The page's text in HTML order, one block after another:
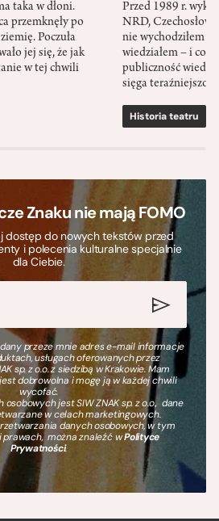
taka w dłoni.
przemknęły po
Poczuła
jej się, że jak
w tej chwili
Przed 1989 r.
NRD,
nie wychodziłem
wiedziałem – i co
publiczność
sięga
Historia teatru
Znaku nie mają FOMO
dostęp do nowych tekstów przed
i polecenia kulturalne specjalnie
dla Ciebie.
przeze mnie adres e-mail informacje
usługach oferowanych przez
sp. z o.o. z siedzibą w Krakowie. Mam
dobrowolna i mogę ją w każdej chwili
wycofać.
jest SIW ZNAK sp. z o.o., dane
w celach marketingowych.
danych osobowych, w tym
prawach, można znaleźć wPolityce
Prywatności.